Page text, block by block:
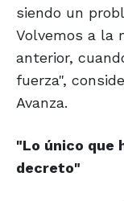
siendo un
Volvemos a la
anterior,
fuerza",
Avanza.
"Lo único que
decreto"